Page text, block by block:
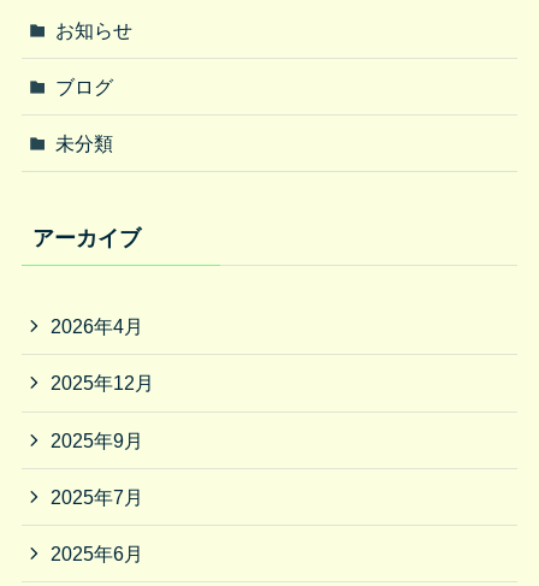
お知らせ
ブログ
未分類
アーカイブ
2026年4月
2025年12月
2025年9月
2025年7月
2025年6月